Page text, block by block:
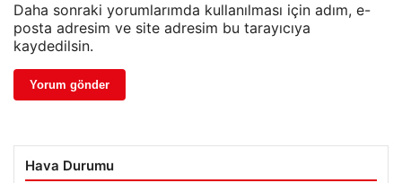
Daha sonraki yorumlarımda kullanılması için adım, e-
posta adresim ve site adresim bu tarayıcıya
kaydedilsin.
Hava Durumu